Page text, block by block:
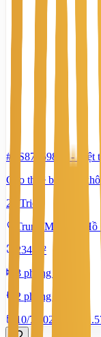
#TS87159881 - Biệt
Cho thuê biệt thự
22 Triệu
Trung Mỹ Tây,
234 m²
3 phòng ngủ
2 phòng tắm
10/7/2026